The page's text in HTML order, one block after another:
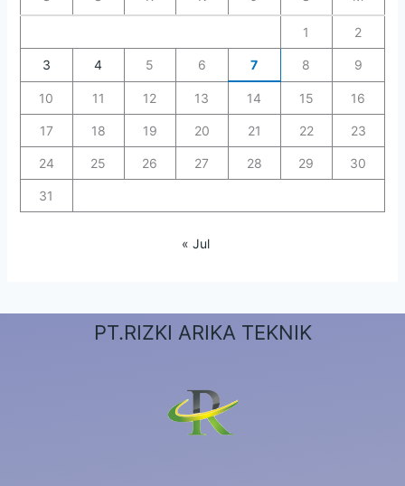
1 2
3 4 5 6 7 8 9
10 11 12 13 14 15 16
17 18 19 20 21 22 23
24 25 26 27 28 29 30
31
« Jul
PT.RIZKI ARIKA TEKNIK